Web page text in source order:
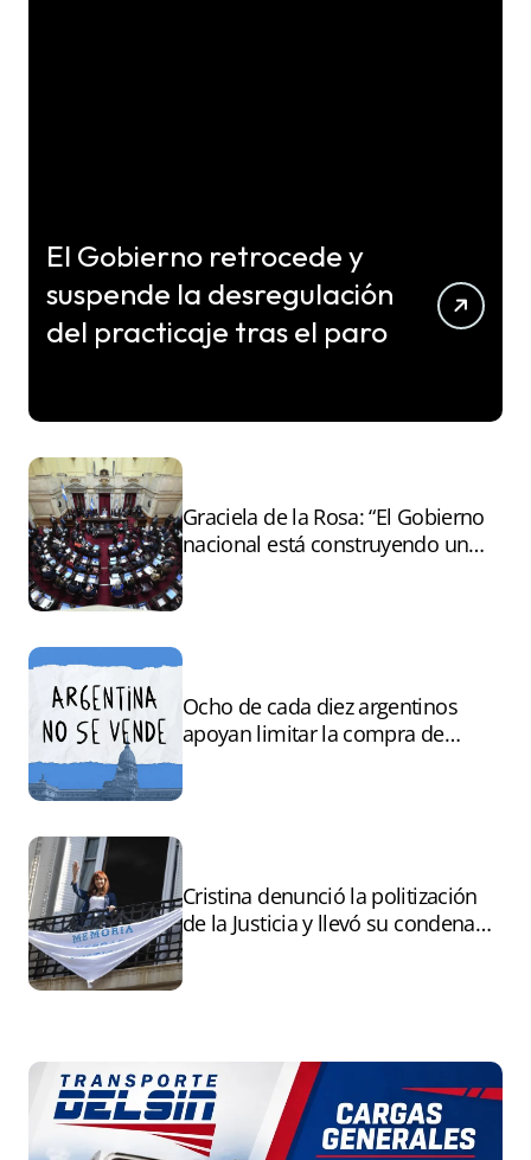
El Gobierno retrocede y
suspende la desregulación
del practicaje tras el paro
Graciela de la Rosa: “El Gobierno
nacional está construyendo un
Ocho de cada diez argentinos
apoyan limitar la compra de
Cristina denunció la politización
de la Justicia y llevó su condena